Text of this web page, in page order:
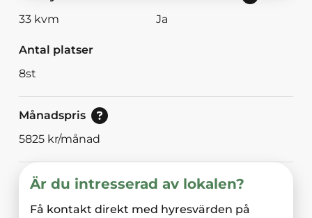
33kvm Ja
Antal platser
8st
Månadspris
Pris vid bokning av 30<br/>eller mer dagar.
5825kr/månad
Är du intresserad av lokalen?
Få kontakt direkt med hyresvärden på